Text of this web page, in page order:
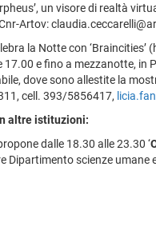
un visore di realtà
Artov:
la Notte con
e fino a mezzanotte,
dove sono allestite la
cell. 393/5856417,
altre istituzioni:
dalle 18.30 alle 23.30 ‘
Dipartimento scienze umane